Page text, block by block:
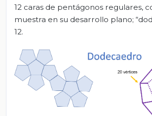
12 caras de pentágonos regulares,
muestra en su desarrollo plano;
12.